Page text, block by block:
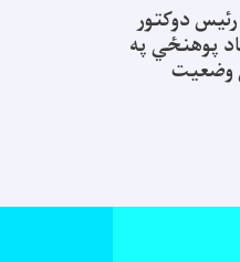
دوکتور
پوهنځي په
وضعیت